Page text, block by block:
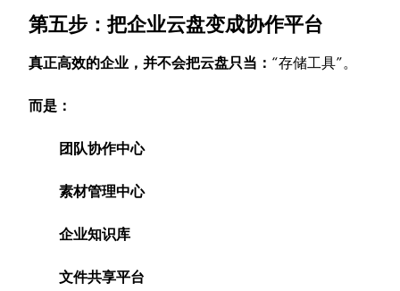
第五步：把企业云盘变成协作平台
真正高效的企业，并不会把云盘只当： “存储工具”。
而是：
团队协作中心
素材管理中心
企业知识库
文件共享平台